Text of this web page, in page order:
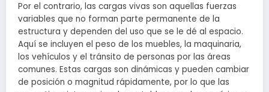
Por el contrario, las cargas vivas son aquellas fuerzas
variables que no forman parte permanente de la
estructura y dependen del uso que se le dé al espacio.
Aquí se incluyen el peso de los muebles, la maquinaria,
los vehículos y el tránsito de personas por las áreas
comunes. Estas cargas son dinámicas y pueden cambiar
de posición o magnitud rápidamente, por lo que las